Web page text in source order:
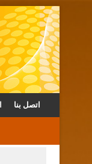
اتصل بنا